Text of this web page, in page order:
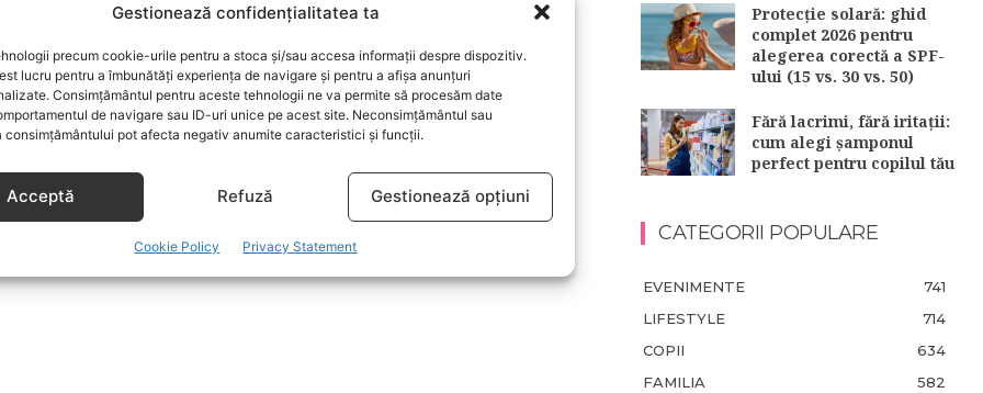
Gestionează confidențialitatea ta
precum cookie-urile pentru a stoca și/sau accesa informații despre dispozitiv.
lucru pentru a îmbunătăți experiența de navigare și pentru a afișa anunțuri
Consimțământul pentru aceste tehnologii ne va permite să procesăm date
de navigare sau ID-uri unice pe acest site. Neconsimțământul sau
consimțământului pot afecta negativ anumite caracteristici și funcții.
Acceptă Refuză Gestionează opțiuni
Cookie Policy Privacy Statement
35 de ani – cu ce te
confrunta?
Sfaturi pentru a fi in forma si
dupa nastere
Protecție solară: ghid
complet 2026 pentru
alegerea corectă a SPF-
ului (15 vs. 30 vs. 50)
Fără lacrimi, fără iritații:
cum alegi șamponul
perfect pentru copilul tău
CATEGORII POPULARE
EVENIMENTE
741
LIFESTYLE
714
COPII
634
FAMILIA
582